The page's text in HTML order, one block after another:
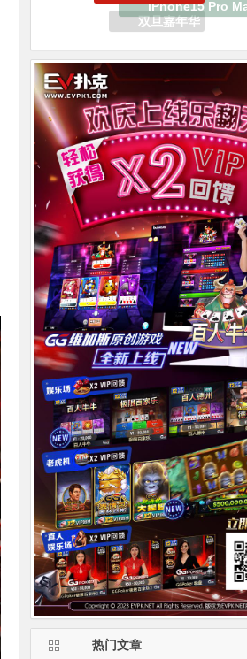
EV专属大宝箱
百W赏金猎人大奖赛
热门文章